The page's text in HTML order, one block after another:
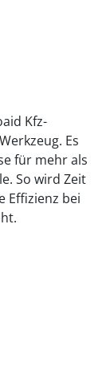
Kfz-
Es
für mehr als
So wird Zeit
Effizienz bei